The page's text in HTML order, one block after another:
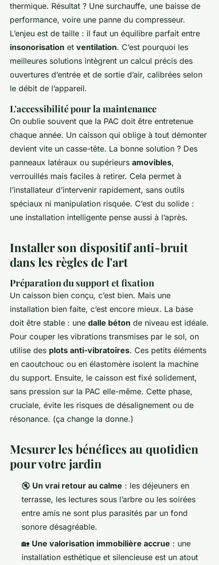
thermique. Résultat ? Une surchauffe, une baisse de
performance, voire une panne du compresseur.
L’enjeu est de taille : il faut un équilibre parfait entre
insonorisation et ventilation. C’est pourquoi les
meilleures solutions intègrent un calcul précis des
ouvertures d’entrée et de sortie d’air, calibrées selon
le débit de l’appareil.
L'accessibilité pour la maintenance
On oublie souvent que la PAC doit être entretenue
chaque année. Un caisson qui oblige à tout démonter
devient vite un casse-tête. La bonne solution ? Des
panneaux latéraux ou supérieurs amovibles,
verrouillés mais faciles à retirer. Cela permet à
l’installateur d’intervenir rapidement, sans outils
spéciaux ni manipulation risquée. C’est du solide :
une installation intelligente pense aussi à l’après.
Installer son dispositif anti-bruit
dans les règles de l'art
Préparation du support et fixation
Un caisson bien conçu, c’est bien. Mais une
installation bien faite, c’est encore mieux. La base
doit être stable : une dalle béton de niveau est idéale.
Pour couper les vibrations transmises par le sol, on
utilise des plots anti-vibratoires. Ces petits éléments
en caoutchouc ou en élastomère isolent la machine
du support. Ensuite, le caisson est fixé solidement,
sans pression sur la PAC elle-même. Cette phase,
cruciale, évite les risques de désalignement ou de
résonance. (ça change la donne.)
Mesurer les bénéfices au quotidien
pour votre jardin
🔇 Un vrai retour au calme : les déjeuners en
terrasse, les lectures sous l’arbre ou les soirées
entre amis ne sont plus parasités par un fond
sonore désagréable.
🏡 Une valorisation immobilière accrue : une
installation esthétique et silencieuse est un atout